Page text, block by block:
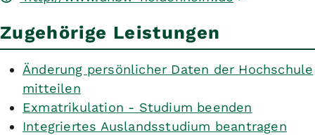
Zugehörige Leistungen
Änderung persönlicher Daten der Hochschule
mitteilen
Exmatrikulation - Studium beenden
Integriertes Auslandsstudium beantragen